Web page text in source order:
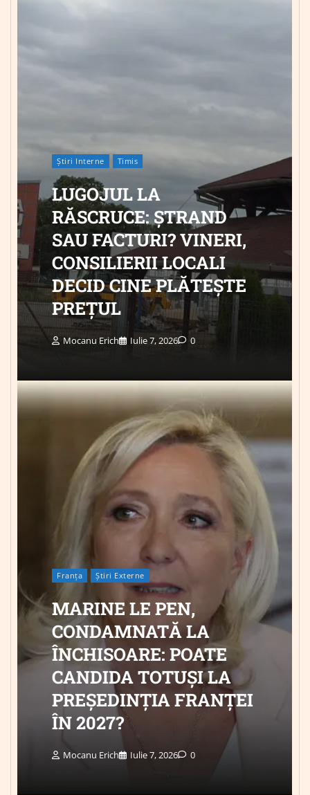
Știri Interne Timis
LUGOJUL LA
RĂSCRUCE: ȘTRAND
SAU FACTURI? VINERI,
CONSILIERII LOCALI
DECID CINE PLĂTEȘTE
PREȚUL
Mocanu Erich Iulie 7, 2026 0
Franța Știri Externe
MARINE LE PEN,
CONDAMNATĂ LA
ÎNCHISOARE: POATE
CANDIDA TOTUȘI LA
PREȘEDINȚIA FRANȚEI
ÎN 2027?
Mocanu Erich Iulie 7, 2026 0